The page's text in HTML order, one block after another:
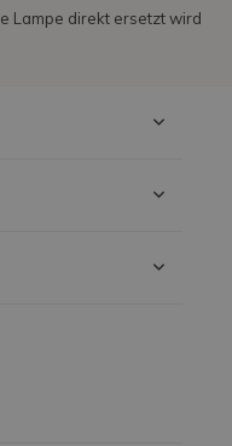
Lampe direkt ersetzt wird